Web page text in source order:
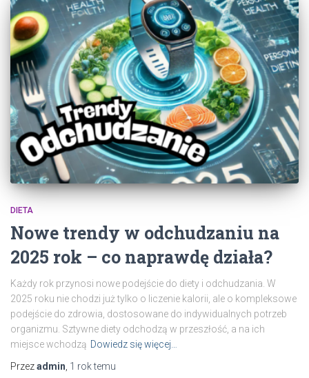
DIETA
Nowe trendy w odchudzaniu na
2025 rok – co naprawdę działa?
Każdy rok przynosi nowe podejście do diety i odchudzania. W
2025 roku nie chodzi już tylko o liczenie kalorii, ale o kompleksowe
podejście do zdrowia, dostosowane do indywidualnych potrzeb
organizmu. Sztywne diety odchodzą w przeszłość, a na ich
miejsce wchodzą Dowiedz się więcej…
Przezadmin 1 roktemu